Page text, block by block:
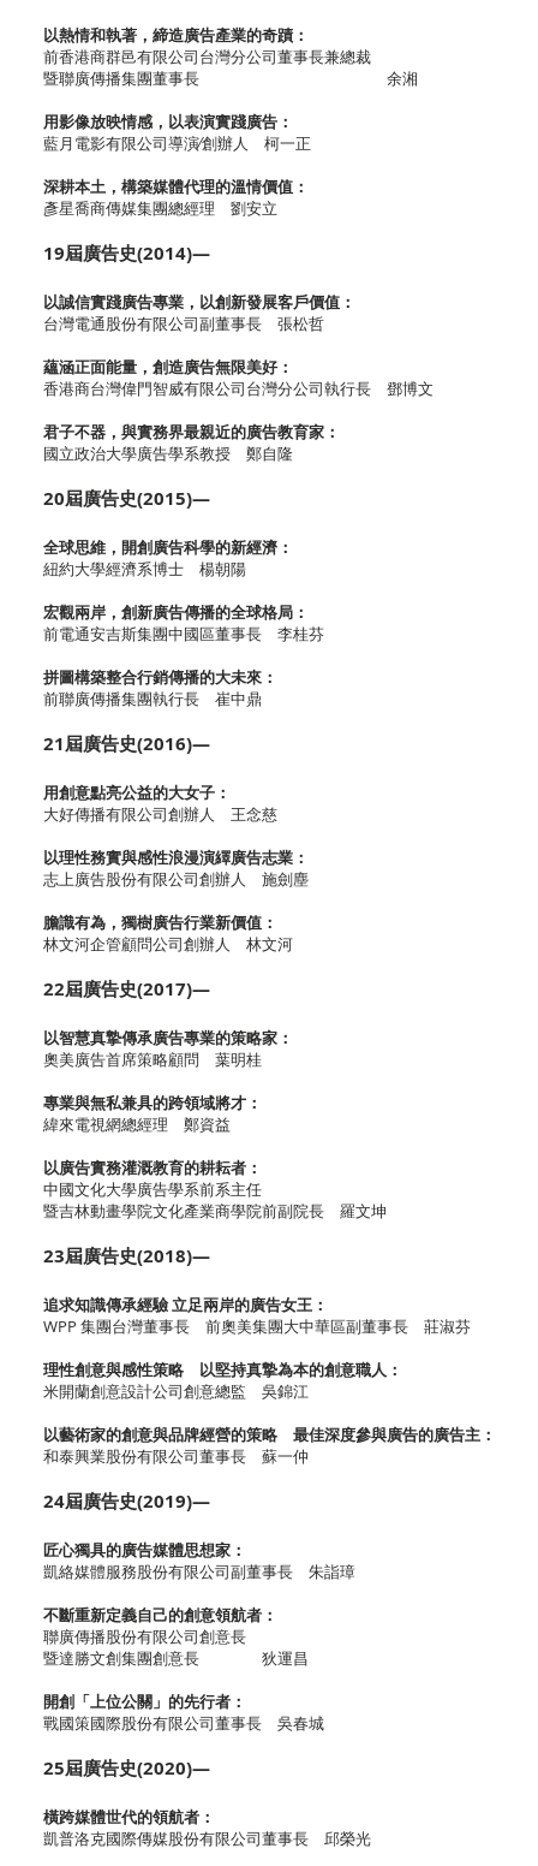
以熱情和執著，締造廣告產業的奇蹟：
前香港商群邑有限公司台灣分公司董事長兼總裁
暨聯廣傳播集團董事長 余湘
用影像放映情感，以表演實踐廣告：
藍月電影有限公司導演∕創辦人 柯一正
深耕本土，構築媒體代理的溫情價值：
彥星喬商傳媒集團總經理 劉安立
19屆廣告史(2014)—
以誠信實踐廣告專業，以創新發展客戶價值：
台灣電通股份有限公司副董事長 張松哲
蘊涵正面能量，創造廣告無限美好：
香港商台灣偉門智威有限公司台灣分公司執行長 鄧博文
君子不器，與實務界最親近的廣告教育家：
國立政治大學廣告學系教授 鄭自隆
20屆廣告史(2015)—
全球思維，開創廣告科學的新經濟：
紐約大學經濟系博士 楊朝陽
宏觀兩岸，創新廣告傳播的全球格局：
前電通安吉斯集團中國區董事長 李桂芬
拼圖構築整合行銷傳播的大未來：
前聯廣傳播集團執行長 崔中鼎
21屆廣告史(2016)—
用創意點亮公益的大女子：
大好傳播有限公司創辦人 王念慈
以理性務實與感性浪漫演繹廣告志業：
志上廣告股份有限公司創辦人 施劍塵
膽識有為，獨樹廣告行業新價值：
林文河企管顧問公司創辦人 林文河
22屆廣告史(2017)—
以智慧真摯傳承廣告專業的策略家：
奧美廣告首席策略顧問 葉明桂
專業與無私兼具的跨領域將才：
緯來電視網總經理 鄭資益
以廣告實務灌溉教育的耕耘者：
中國文化大學廣告學系前系主任
暨吉林動畫學院文化產業商學院前副院長 羅文坤
23屆廣告史(2018)—
追求知識傳承經驗 立足兩岸的廣告女王：
WPP 集團台灣董事長 前奧美集團大中華區副董事長 莊淑芬
理性創意與感性策略 以堅持真摯為本的創意職人：
米開蘭創意設計公司創意總監 吳錦江
以藝術家的創意與品牌經營的策略 最佳深度參與廣告的廣告主：
和泰興業股份有限公司董事長 蘇一仲
24屆廣告史(2019)—
匠心獨具的廣告媒體思想家：
凱絡媒體服務股份有限公司副董事長 朱詣璋
不斷重新定義自己的創意領航者：
聯廣傳播股份有限公司創意長
暨達勝文創集團創意長 狄運昌
開創「上位公關」的先行者：
戰國策國際股份有限公司董事長 吳春城
25屆廣告史(2020)—
橫跨媒體世代的領航者：
凱普洛克國際傳媒股份有限公司董事長 邱榮光